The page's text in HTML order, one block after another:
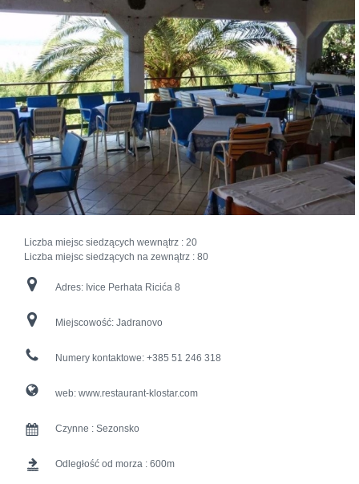
Liczba miejsc siedzących wewnątrz : 20
Liczba miejsc siedzących na zewnątrz : 80
Adres: Ivice Perhata Ricića 8
Miejscowość: Jadranovo
Numery kontaktowe: +385 51 246 318
web: www.restaurant-klostar.com
Czynne : Sezonsko
Odległość od morza : 600